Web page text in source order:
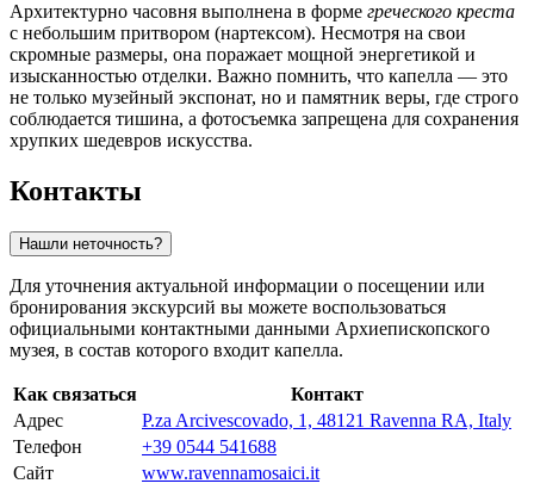
Архитектурно часовня выполнена в форме греческого креста
с небольшим притвором (нартексом). Несмотря на свои
скромные размеры, она поражает мощной энергетикой и
изысканностью отделки. Важно помнить, что капелла — это
не только музейный экспонат, но и памятник веры, где строго
соблюдается тишина, а фотосъемка запрещена для сохранения
хрупких шедевров искусства.
Контакты
Нашли неточность?
Для уточнения актуальной информации о посещении или
бронирования экскурсий вы можете воспользоваться
официальными контактными данными Архиепископского
музея, в состав которого входит капелла.
Как связаться
Контакт
Адрес
P.za Arcivescovado, 1, 48121 Ravenna RA, Italy
Телефон
+39 0544 541688
Сайт
www.ravennamosaici.it